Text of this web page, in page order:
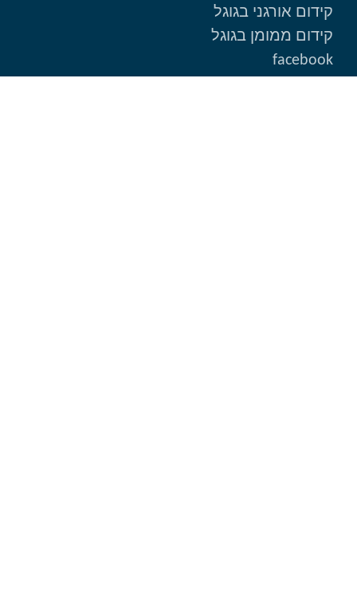
קידום אורגני בגוגל
קידום ממומן בגוגל
facebook